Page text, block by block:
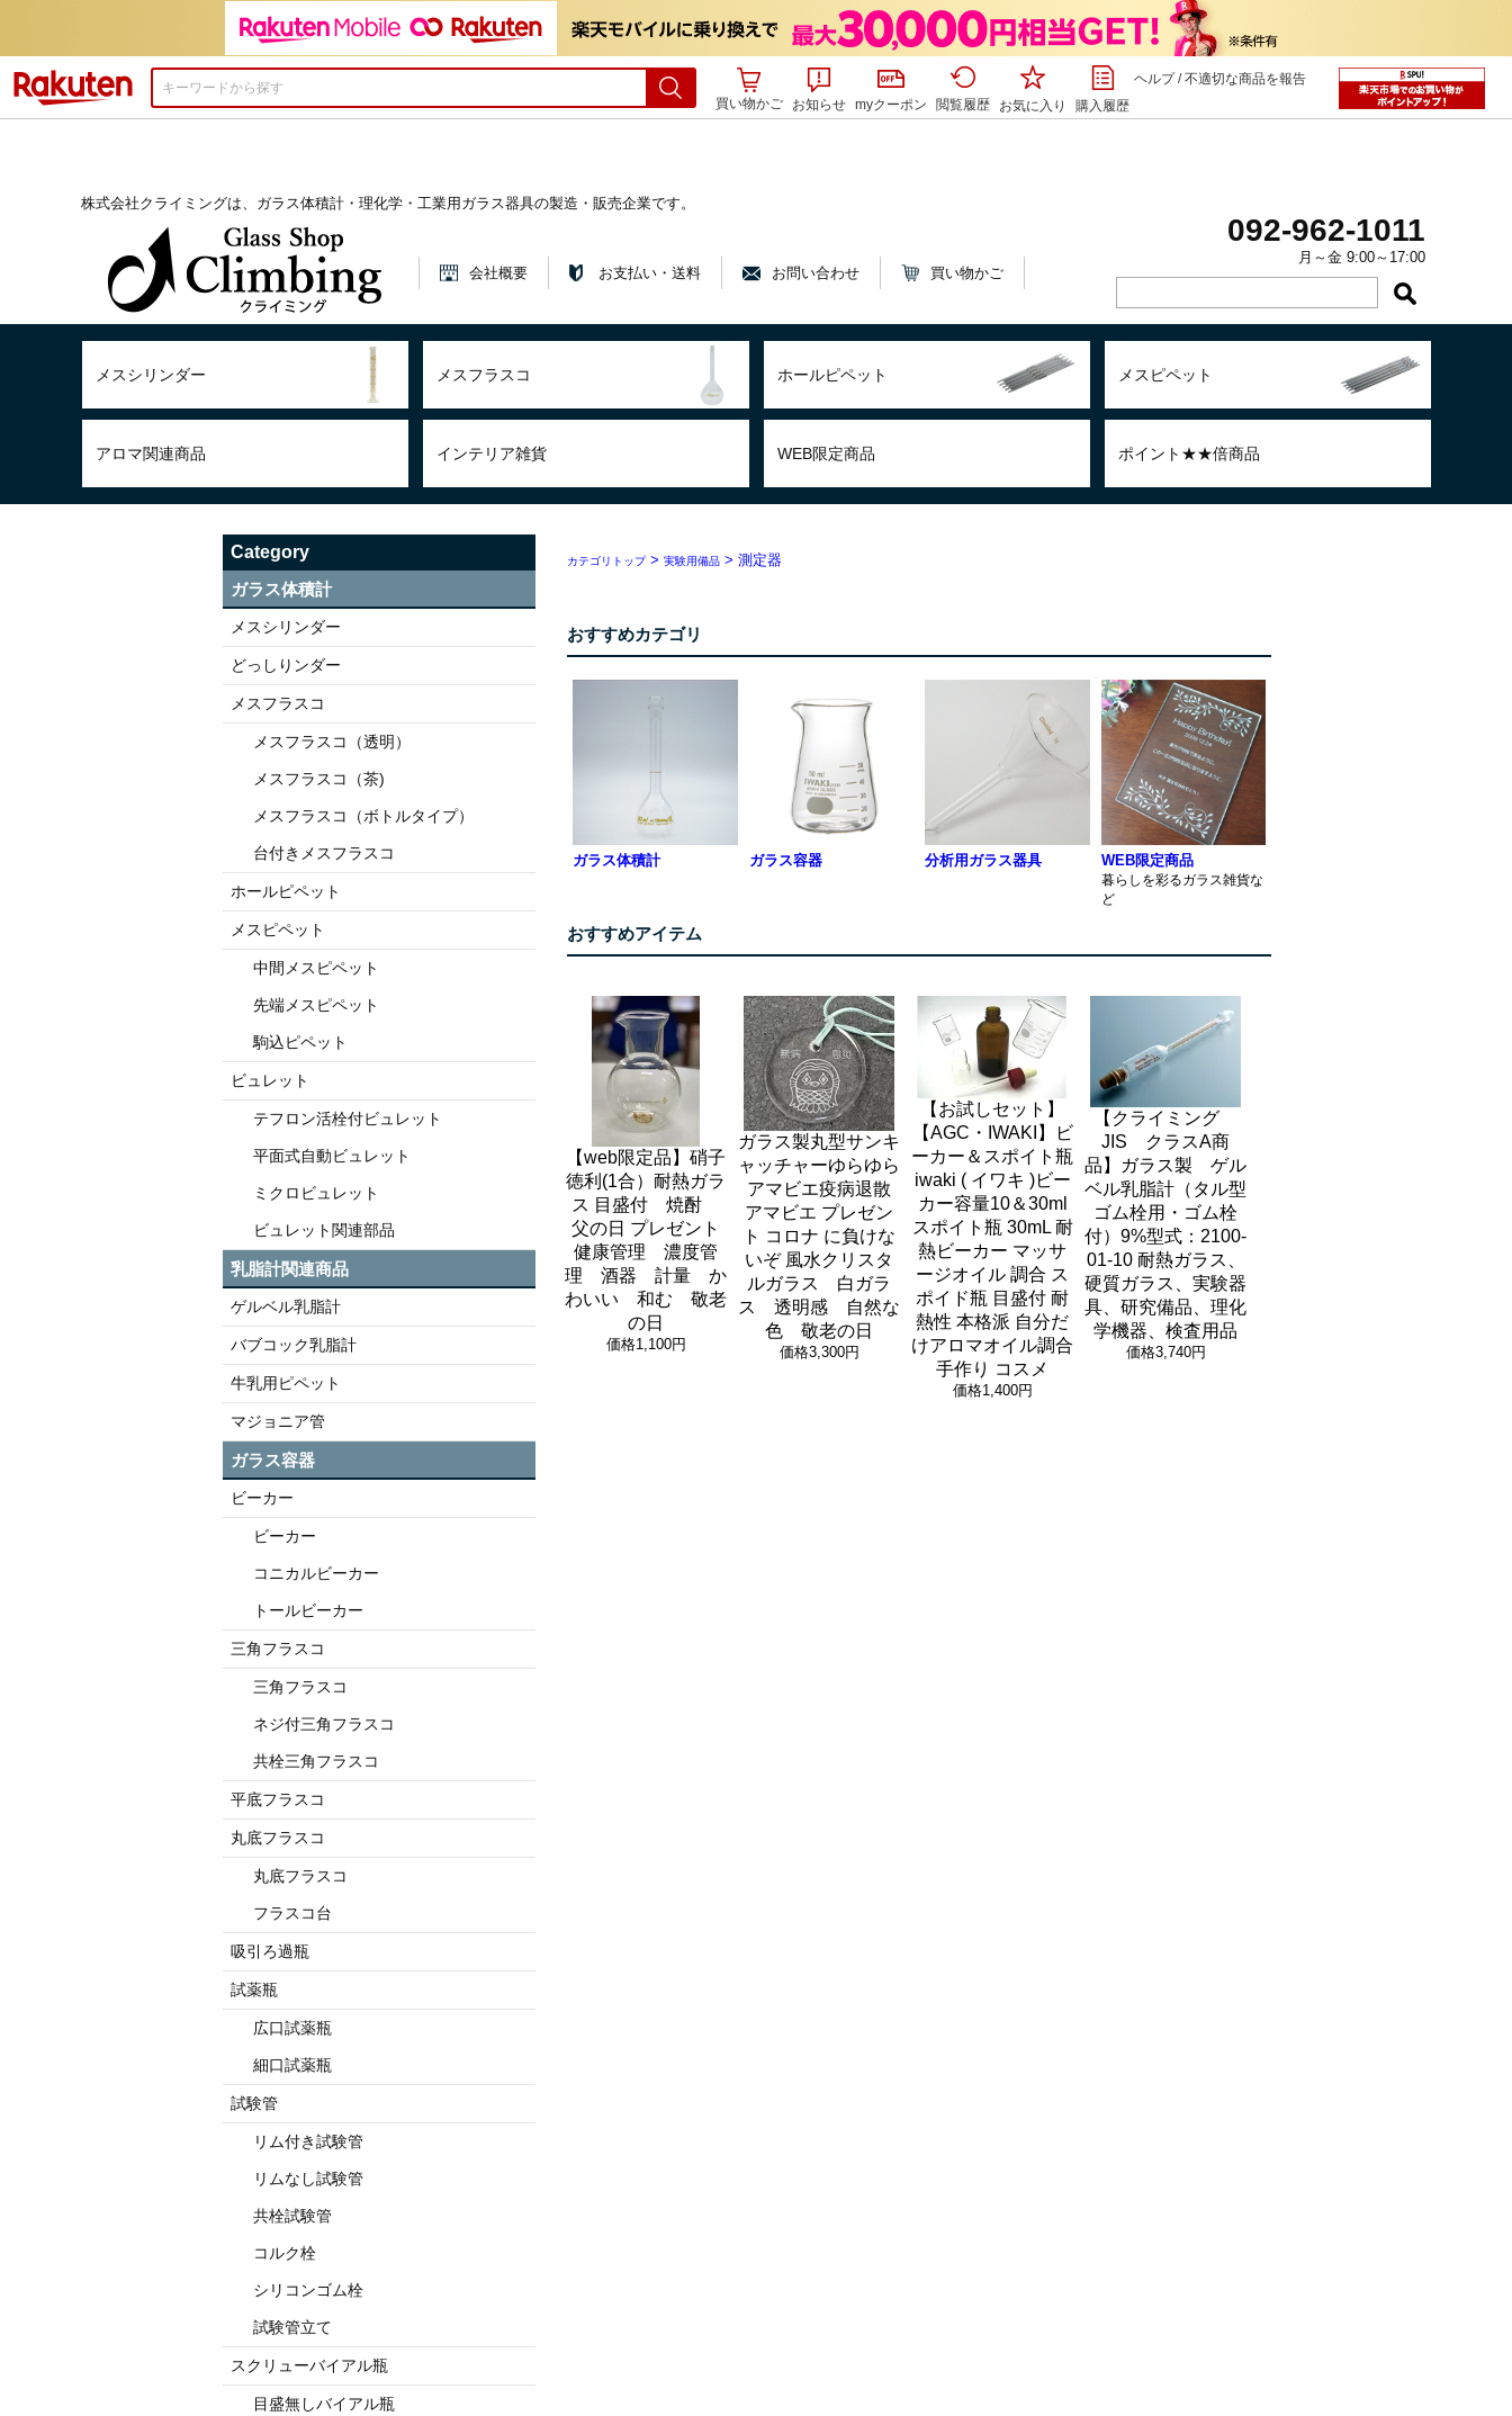
買い物かご
お知らせ myクーポン 閲覧履歴 お気に入り 購入履歴
ヘルプ/不適切な商品を報告
株式会社クライミングは、ガラス体積計・理化学・工業用ガラス器具の製造・販売企業です。
092-962-1011
月～金 9:00～17:00
会社概要
お支払い・送料 お問い合わせ 買い物かご
メスシリンダー メスフラスコ ホールピペット メスピペット
アロマ関連商品 インテリア雑貨 WEB限定商品 ポイント★★倍商品
Category
ガラス体積計
メスシリンダー
どっしりンダー
メスフラスコ
メスフラスコ（透明）
メスフラスコ（茶)
メスフラスコ（ボトルタイプ）
台付きメスフラスコ
ホールピペット
メスピペット
中間メスピペット
先端メスピペット
駒込ピペット
ビュレット
テフロン活栓付ビュレット
平面式自動ビュレット
ミクロビュレット
ビュレット関連部品
乳脂計関連商品
ゲルベル乳脂計
バブコック乳脂計
牛乳用ピペット
マジョニア管
ガラス容器
ビーカー
ビーカー
コニカルビーカー
トールビーカー
三角フラスコ
三角フラスコ
ネジ付三角フラスコ
共栓三角フラスコ
平底フラスコ
丸底フラスコ
丸底フラスコ
フラスコ台
吸引ろ過瓶
試薬瓶
広口試薬瓶
細口試薬瓶
試験管
リム付き試験管
リムなし試験管
共栓試験管
コルク栓
シリコンゴム栓
試験管立て
スクリューバイアル瓶
目盛無しバイアル瓶
カテゴリトップ> 実験用備品 > 測定器
おすすめカテゴリ
ガラス体積計 ガラス容器 分析用ガラス器具 WEB限定商品
暮らしを彩るガラス雑貨な
ど
おすすめアイテム
【web限定品】硝子
徳利(1合）耐熱ガラ
ス 目盛付 焼酎
父の日 プレゼント
健康管理 濃度管
理 酒器 計量 か
わいい 和む 敬老
の日
価格1,100円
ガラス製丸型サンキ
ャッチャーゆらゆら
アマビエ疫病退散
アマビエ プレゼン
ト コロナ に負けな
いぞ 風水クリスタ
ルガラス 白ガラ
ス 透明感 自然な
色 敬老の日
価格3,300円
【お試しセット】
【AGC・IWAKI】ビ
ーカー＆スポイト瓶
iwaki ( イワキ )ビー
カー容量10＆30ml
スポイト瓶 30mL 耐
熱ビーカー マッサ
ージオイル 調合 ス
ポイド瓶 目盛付 耐
熱性 本格派 自分だ
けアロマオイル調合
手作り コスメ
価格1,400円
【クライミング
JIS クラスA商
品】ガラス製 ゲル
ベル乳脂計（タル型
ゴム栓用・ゴム栓
付）9%型式：2100-
01-10 耐熱ガラス、
硬質ガラス、実験器
具、研究備品、理化
学機器、検査用品
価格3,740円